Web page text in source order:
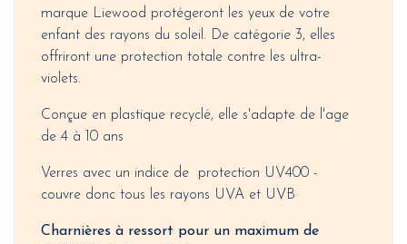
marque Liewood protégeront les yeux de votre
enfant des rayons du soleil. De catégorie 3, elles
offriront une protection totale contre les ultra-
violets.
Conçue en plastique recyclé, elle s'adapte de l'age
de 4 à 10 ans
Verres avec un indice de protection UV400 -
couvre donc tous les rayons UVA et UVB
Charnières à ressort pour un maximum de